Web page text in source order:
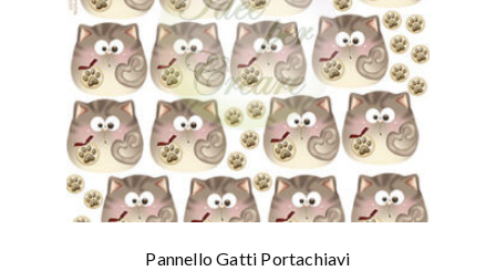
Pannello Gatti Portachiavi